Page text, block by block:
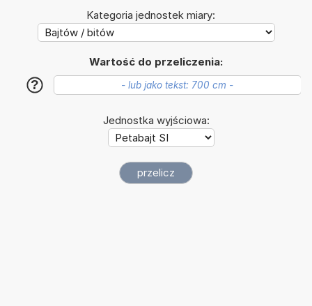
Kategoria jednostek miary:
Wartość do przeliczenia:
?
Jednostka wyjściowa: